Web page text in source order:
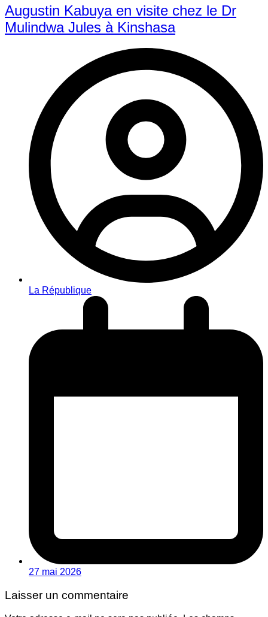
Augustin Kabuya en visite chez le Dr
Mulindwa Jules à Kinshasa
La République
27 mai 2026
Laisser un commentaire